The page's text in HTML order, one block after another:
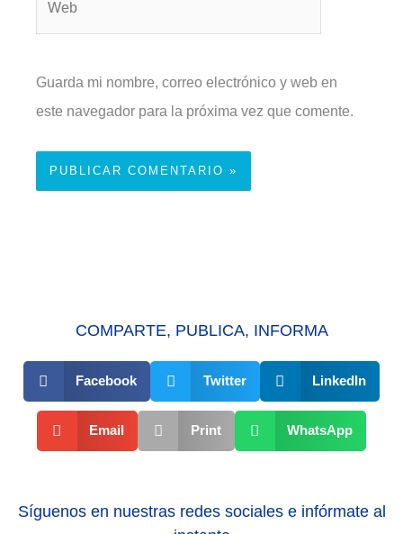
Guarda mi nombre, correo electrónico y web en
este navegador para la próxima vez que comente.
COMPARTE, PUBLICA, INFORMA
Facebook Twitter LinkedIn
Email Print WhatsApp
Síguenos en nuestras redes sociales e infórmate al